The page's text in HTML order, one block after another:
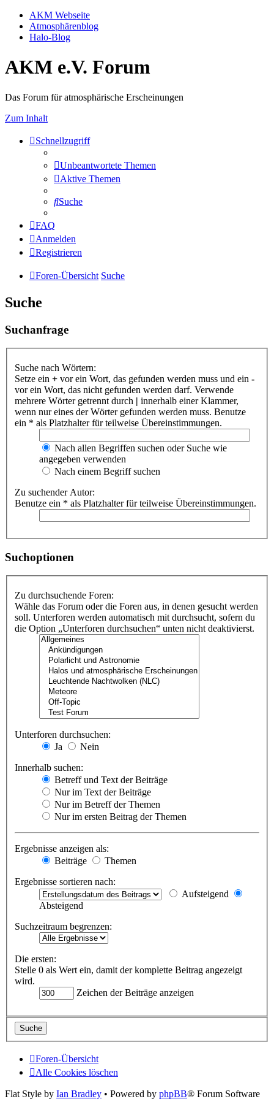
AKM Webseite
Atmosphärenblog
Halo-Blog
AKM e.V. Forum
Das Forum für atmosphärische Erscheinungen
Zum Inhalt
Schnellzugriff
Unbeantwortete Themen
Aktive Themen
Suche
FAQ
Anmelden
Registrieren
Foren-Übersicht Suche
Suche
Suchanfrage
Suche nach Wörtern:
Setze ein + vor ein Wort, das gefunden werden muss und ein -
vor ein Wort, das nicht gefunden werden darf. Verwende
mehrere Wörter getrennt durch | innerhalb einer Klammer,
wenn nur eines der Wörter gefunden werden muss. Benutze
ein * als Platzhalter für teilweise Übereinstimmungen.
Nach allen Begriffen suchen oder Suche wie
angegeben verwenden
Nach einem Begriff suchen
Zu suchender Autor:
Benutze ein * als Platzhalter für teilweise Übereinstimmungen.
Suchoptionen
Zu durchsuchende Foren:
Wähle das Forum oder die Foren aus, in denen gesucht werden
soll. Unterforen werden automatisch mit durchsucht, sofern du
die Option „Unterforen durchsuchen“ unten nicht deaktivierst.
Unterforen durchsuchen:
Ja
Nein
Innerhalb suchen:
Betreff und Text der Beiträge
Nur im Text der Beiträge
Nur im Betreff der Themen
Nur im ersten Beitrag der Themen
Ergebnisse anzeigen als:
Beiträge
Themen
Ergebnisse sortieren nach:
Aufsteigend
Absteigend
Suchzeitraum begrenzen:
Die ersten:
Stelle 0 als Wert ein, damit der komplette Beitrag angezeigt
wird.
Zeichen der Beiträge anzeigen
Foren-Übersicht
Alle Cookies löschen
Flat Style by Ian Bradley • Powered by phpBB® Forum Software